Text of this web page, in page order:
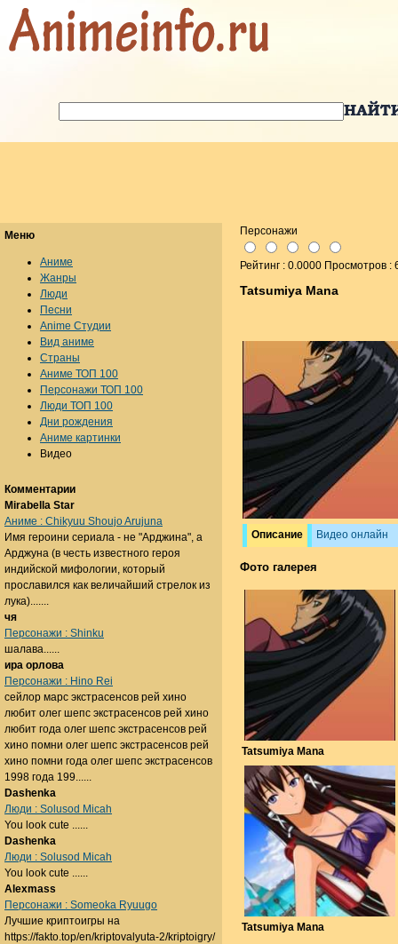
Персонажи
Рейтинг : 0.0000 Просмотров :
Tatsumiya Mana
Описание Видео онлайн
Фото галерея
Tatsumiya Mana
Tatsumiya Mana
Меню
Аниме
Жанры
Люди
Песни
Anime Студии
Вид аниме
Страны
Аниме ТОП 100
Персонажи ТОП 100
Люди ТОП 100
Дни рождения
Аниме картинки
Видео
Комментарии
Mirabella Star
Аниме : Chikyuu Shoujo Arujuna
Имя героини сериала - не "Арджина", а
Арджуна (в честь известного героя
индийской мифологии, который
прославился как величайший стрелок из
лука).......
чя
Персонажи : Shinku
шалава......
ира орлова
Персонажи : Hino Rei
сейлор марс экстрасенсов рей хино
любит олег шепс экстрасенсов рей хино
любит года олег шепс экстрасенсов рей
хино помни олег шепс экстрасенсов рей
хино помни года олег шепс экстрасенсов
1998 года 199......
Dashenka
Люди : Solusod Micah
You look cute ......
Dashenka
Люди : Solusod Micah
You look cute ......
Alexmass
Персонажи : Someoka Ryuugo
Лучшие криптоигры на
https://fakto.top/en/kriptovalyuta-2/kriptoigry/